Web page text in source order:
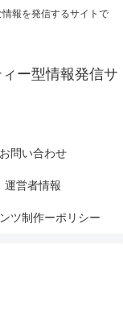
報を発信するサイトで
ー型情報発信サ
お問い合わせ
運営者情報
ツ制作ーポリシー